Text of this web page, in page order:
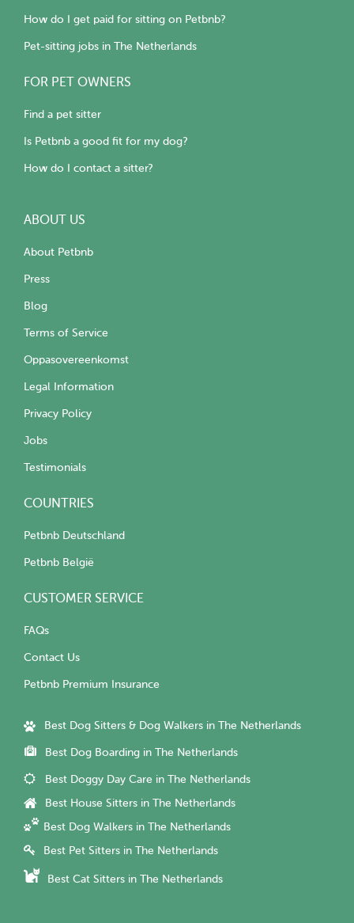
How do I get paid for sitting on Petbnb?
Pet-sitting jobs in The Netherlands
FOR PET OWNERS
Find a pet sitter
Is Petbnb a good fit for my dog?
How do I contact a sitter?
ABOUT US
About Petbnb
Press
Blog
Terms of Service
Oppasovereenkomst
Legal Information
Privacy Policy
Jobs
Testimonials
COUNTRIES
Petbnb Deutschland
Petbnb België
CUSTOMER SERVICE
FAQs
Contact Us
Petbnb Premium Insurance
Best Dog Sitters & Dog Walkers in The Netherlands
Best Dog Boarding in The Netherlands
Best Doggy Day Care in The Netherlands
Best House Sitters in The Netherlands
Best Dog Walkers in The Netherlands
Best Pet Sitters in The Netherlands
Best Cat Sitters in The Netherlands